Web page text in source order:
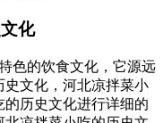
化
色的饮食文化，它源远
文化，河北凉拌菜小
历史文化进行详细的